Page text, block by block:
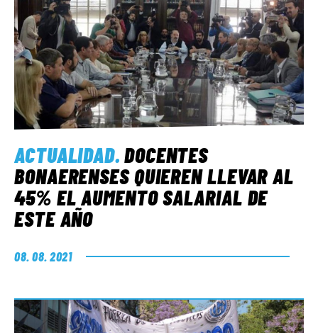
ACTUALIDAD.DOCENTES
BONAERENSES QUIEREN LLEVAR AL
45% EL AUMENTO SALARIAL DE
ESTE AÑO
08. 08. 2021